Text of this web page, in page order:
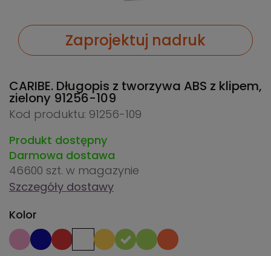
Zaprojektuj nadruk
CARIBE. Długopis z tworzywa ABS z klipem,
zielony 91256-109
Kod produktu: 91256-109
Produkt dostępny
Darmowa dostawa
46600 szt. w magazynie
Szczegóły dostawy
Kolor